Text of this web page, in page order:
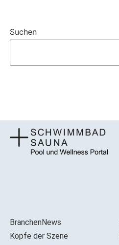
Suchen
BranchenNews
Köpfe der Szene